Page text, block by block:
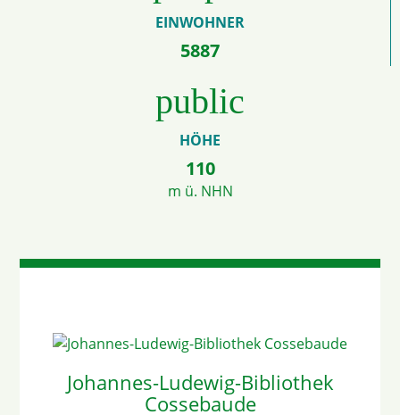
EINWOHNER
5887
public
HÖHE
110
m ü. NHN
Johannes-Ludewig-Bibliothek
Cossebaude